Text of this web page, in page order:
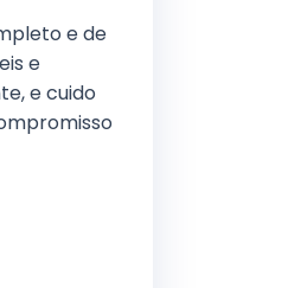
e de
e
e cuido